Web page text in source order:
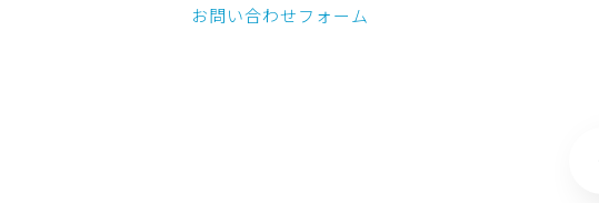
お問い合わせフォーム